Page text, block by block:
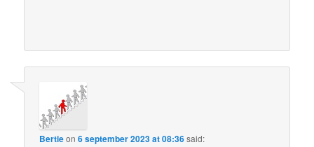
Bertieon6 september 2023 at 08:36said: